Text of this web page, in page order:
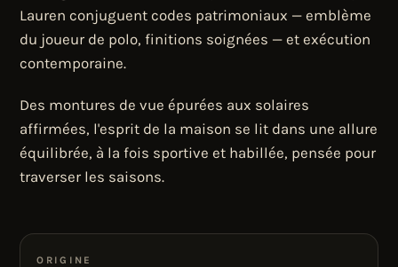
Lauren conjuguent codes patrimoniaux — emblème
du joueur de polo, finitions soignées — et exécution
contemporaine.
Des montures de vue épurées aux solaires
affirmées, l'esprit de la maison se lit dans une allure
équilibrée, à la fois sportive et habillée, pensée pour
traverser les saisons.
ORIGINE